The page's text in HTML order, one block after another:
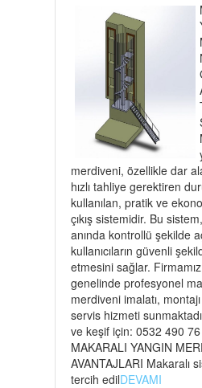
merdiveni, özellikle dar
hızlı tahliye gerektiren
kullanılan, pratik ve
çıkış sistemidir. Bu
anında kontrollü şekilde
kullanıcıların güvenli
etmesini sağlar.
genelinde profesyonel
merdiveni imalatı,
servis hizmeti
ve keşif için: 0532 490
MAKARALI YANGIN
AVANTAJLARI Makaralı
tercih edilDEVAMI